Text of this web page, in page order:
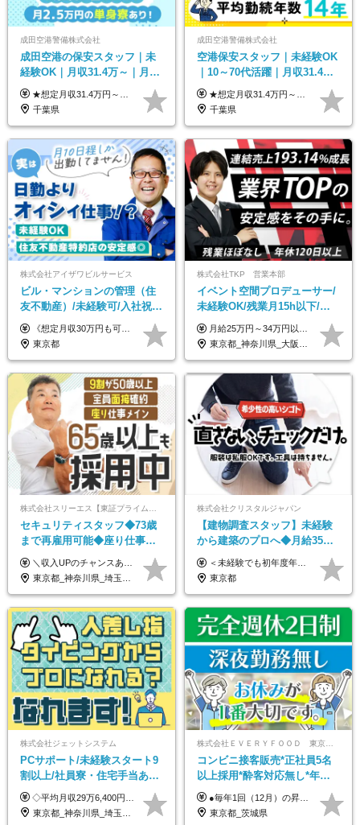
成田空港警備株式会社
成田空港の保安スタッフ｜未
経験OK｜月収31.4万～｜月
2.5万の単身寮｜住宅手当&家
族手当｜入社祝い金15万
★想定月収31.4万円～＋賞与年2回（59万円以上） ★入社お祝い金15万円支給 ★水道+光熱費無料の家賃がリーズナブルな社員寮(単身寮)あり！ ★住宅手当&家族手当あり 月給24万5000円以上(基本給21万1000円＋業務別手当35,000円)＋賞与年2回（賞与支給額：59万円以上を想定）＋残業代全額 ※みなし残業なし！残業代は全額支給します。 ※資格手当・深夜手当など、様々な手当をご用意しています。 ※入社お祝い金は１か月経過後、3ヶ月経過後、6ヶ月経過後に各5万円ずつ給与に加算して支給いたします。 ※指定の検定資格をお持ちの方には別途手当を支給します。入社後に取得した場合は給与に加算し支給します。 ・施設警備 1級7,000円 2級4,000円 ・交通誘導 1級7,000円 2級4,000円 ・雑踏警備 1級7,000円 2級4,000円 など
千葉県
成田空港警備株式会社
空港保安スタッフ｜未経験OK
｜10～70代活躍｜月収31.4万
&賞与年2回｜家族・住宅手当
｜光熱費0円の単身寮
★想定月収31.4万円～＋賞与年2回（59万円以上） ★入社お祝い金15万円支給 ★水道+光熱費無料の家賃がリーズナブルな社員寮(単身寮)あり！ 月給24万5000円以上(基本給21万1000円＋業務別手当35,000円)＋賞与年2回（賞与支給額：59万円以上を想定）＋残業代全額 ※みなし残業なし！残業代は全額支給します。 ※資格手当・深夜手当など、様々な手当をご用意しています。 ※入社お祝い金は１か月経過後、3ヶ月経過後、6ヶ月経過後に各5万円ずつ給与に加算して支給いたします。 ※指定の検定資格をお持ちの方には別途手当を支給します。入社後に取得した場合は給与に加算し支給します。 ・施設警備 1級7,000円 2級4,000円 ・交通誘導 1級7,000円 2級4,000円 ・雑踏警備 1級7,000円 2級4,000円 など
千葉県
株式会社アイザワビルサービス
ビル・マンションの管理（住
友不動産）/未経験可/入社祝い
金10万円/月収30万円可/40～
50代活躍/S102
《想定月収30万円も可能！/想定年収380万円》 ■月給24万5000円以上＋賞与年2回(2カ月/2025年実績)＋時間外手当＋資格手当＋役職手当＋交通費 ………… ≪昇給、賞与、および各種諸手当について≫ ◇入社お祝い金（10万円 ※3カ月精勤後支給） ◇昇給/年1回 ◇賞与/年2回(2カ月/2025年実績) ◇時間外手当 ◇資格手当 └・ビル設備管理技能士1級（1万円/月） ・ビル設備管理技能士2級（5000円/月） ・建築物環境衛生管理技術者（1万円/月） ・防火管理技能者（3000円/月） ・消防設備士乙4類（3000円/月） 他 ◇役職手当 └・班長/サブリーダー/リーダー（5000円～2万円/月） ◇物件手当（最大2万円 ※物件により異なる） ◇退職金あり ※経験・年齢・能力を考慮した上、当社規定により優遇いたします。 ※3カ月の試用期間あり。その間の給与や福利厚生に差異はありません。 《モデル年収》 ・入社1年/35歳：年収380万円 ・入社3年/38歳：年収400万円
東京都
株式会社TKP 営業本部
イベント空間プロデューサー/
未経験OK/残業月15h以下/豊
富な福利厚生/全国募集/平均有
給取得日数14.9日
月給25万円～34万円以上＋各種手当＋残業代＋賞与年2回（昨年度2～4ヶ月分） 初年度想定年収：350万円～ ＜クラス・経験別の月給目安＞ ■メンバークラス：月給25万円以上 ■店長やSVなどのマネジメント経験者：月給30万円～スタート可 ■リーダークラス：月給34万円以上 ※月給は配属エリア・経験・能力を考慮して決定します（前職の経験・収入をお聞かせください）。 ※上記にはみなし残業手当20～30時間分（メンバー：3万1134円以上、経験5年以上：5万2448円以上、リーダー：5万9441円以上）を含みます。 ※超過分は別途支給いたします。
東京都_神奈川県_大阪府_愛知県_北海道_宮城県_静岡県_京都府_広島県_福岡県
株式会社スリーエス【東証プライム上場グループ】
セキュリティスタッフ◆73歳
まで再雇用可能◆座り仕事中
心◆東証プライム上場G◆応
募者全員面接◆賞与年2回
＼収入UPのチャンスあり◎昇給も可能です！／ ◆正社員 月給(地域による）＋グレード手当、深夜手当、残業代（全額支給）等の各種手当＋賞与年2回 ＜東京都／神奈川県（横浜市）＞ 月給21万4000円～27万円 ＜埼玉県／千葉県＞ 月給19万90000円～25万1000円 ＜栃木県／茨城県／山梨県＞ 月給18万4000円～23万6000円 【試用期間】 正社員：3ヵ月 アルバイト：なし ※試用期間と本採用後の給与・待遇に差異はありません ※グレード手当、深夜手当の詳細額は面接にてご案内させていただきます ※正社員は60歳定年のため、60代の方は嘱託社員での採用です。給与条件は嘱託給与となり、退職金と賞与がありません ＼正社員は「グレード認定制」という評価あり！制度勤続年数等に応じて入社時から手当を支給／ ◆グレードI：＋2000円（入社時～） ◆グレードII：＋5000円（在籍1年以上＆当社基準に当てはまる方） ◆グレードIII：＋1万円（社内試験の合格者） ◆アルバイト・パート 東京都:時給1226円 神奈川県:時給1225円 千葉県：時給1140円 埼玉県:時給1141円 栃木県:1068円 茨城県:1074円 山梨県:1052円
東京都_神奈川県_埼玉県_千葉県_茨城県_栃木県_山梨県
株式会社クリスタルジャパン
【建物調査スタッフ】未経験
から建築のプロへ◆月給35万
円～＋賞与年2回◆官公庁・
UR直取引◆残業月10h
＜未経験でも初年度年収490万円～＞ ◆月給35万円～65万円＋賞与年2回（7月・12月） 【なぜ未経験に35万円を払えるのか】 UR都市機構様・日本郵政様・官公庁との直取引で中間マージンがなく、修繕・緊急対応だけで年4,000～5,000件。仕事が途切れない基盤があるため、調査を担う人材に相応の給与を支払えます。 【昇給について】 年齢や社歴ではなく、成長と貢献に応じて昇給する仕組みです。1回の昇給で年収100万円UPした社員もいます。 ※経験・スキルに応じて加給・優遇いたします ※試用期間3ヶ月（その間の給与・待遇に差異はありません） ※上記月給には、固定残業代（月45時間分／8.8万円～16.5万円）を含みます。超過分は別途全額支給します ※実際の残業は月平均10時間程度です。固定残業代は残業の有無にかかわらず全額支給します 【固定残業代について】 固定残業45時間分（88,000円～165,000円）を含む ※超過分は別途全額支給
東京都
株式会社ジェットシステム
PCサポート/未経験スタート9
割以上/社員寮・住宅手当あり/
正社員デビューOK/20代～30
代活躍中/全国募集
◇平均月収29万6,400円(各種手当含む) ◇住宅手当⇒最大家賃の半額支給 ◇賞与年2回支給 ■月給22万5,000円以上＋地域手当＋時間外手当＋住宅手当＋家族手当 ※経験やスキルに応じて給与を決定します ※試用期間2ヶ月あり（期間内は時給1,060円以上となります） └地域により上がる可能性があり／例：東京都時給1,370円 └その他待遇に差異なし ＜モデル月収例＞ 1年目：296,400円 3年目：320,000円 【固定残業代について】 なし（残業代は、実際の労働時間に応じて別途全額支給）
東京都_神奈川県_埼玉県_千葉県_大阪府_愛知県_北海道_青森県_岩手県_宮城県_秋田県_山形県_福島県_茨城県_群馬県_新潟県_山梨県_長野県_富山県_石川県_静岡県_岐阜県_三重県_兵庫県_京都府_滋賀県_奈良県_和歌山県_広島県_岡山県_鳥取県_島根県_山口県_徳島県_香川県_愛媛県_高知県_福岡県_熊本県_佐賀県_長崎県_大分県_宮崎県_沖縄県
コンビニ接客販売*正社員5名
以上採用*酔客対応無し*年休
120日～*創業59年の安定基盤*
コンビニ経験者優遇
●毎年1回（12月）の昇給で給与にしっかり反映！ ●賞与年2回あり（6月・12月） 月給26万円＋賞与年2回＋交通費全額支給 役職の有無にかかわらず、日々の頑張りは正当に評価します！ リーダー・店長昇格後は等級に合わせて給与UP＋役職手当があるので、 納得感を持って働くことができます◎ ※経験・スキルを考慮の上、決定します ※上記金額には固定残業代（21時間分・3万7300円以上）を含みます。超過分は別途全額支給します ※試用期間3ヶ月間あり（期間中の給与・待遇に差異はありません）
東京都_茨城県